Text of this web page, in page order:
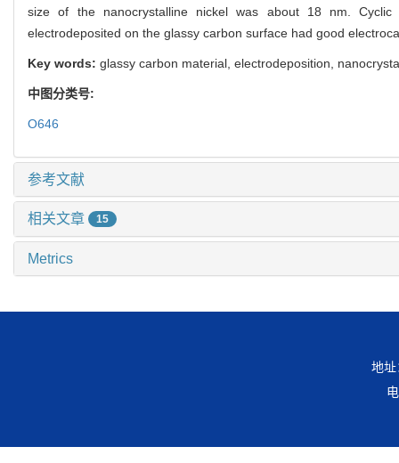
size of the nanocrystalline nickel was about 18 nm. Cyclic
electrodeposited on the glassy carbon surface had good
Key words: glassy carbon material, electrodeposition,
中图分类号:
O646
参考文献
相关文章 15
Metrics
地